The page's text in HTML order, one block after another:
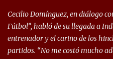
Cecilio Domínguez, en diálogo
Fútbol”, habló de su llegada a
entrenador y el cariño de los
partidos. “No me costó mucho